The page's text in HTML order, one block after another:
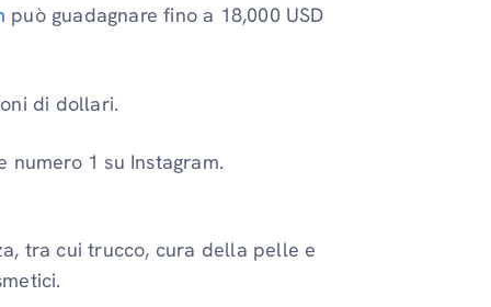
può guadagnare fino a 18,000 USD
di dollari.
1 su Instagram.
tra cui trucco, cura della pelle e